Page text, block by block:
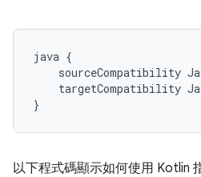
java {
sourceCompatibility
targetCompatibility
}
以下程式碼顯示如何使用 Kotlin